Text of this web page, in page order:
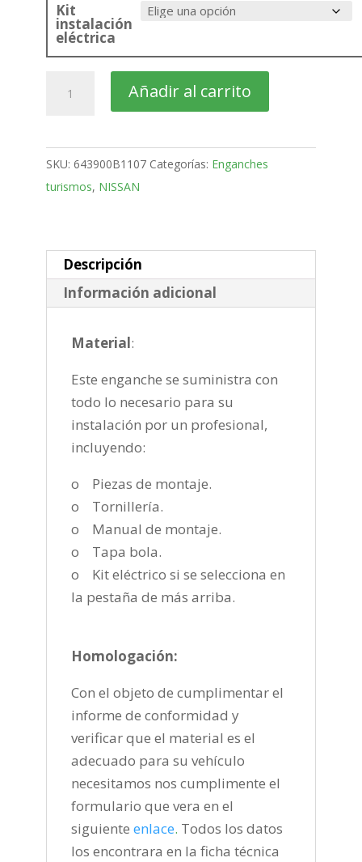
Kit
instalación
eléctrica
Todo
Terreno
Bola
2017-
2022
Añadir al carrito
SKU: 643900B1107 Categorías: Enganches
turismos, NISSAN
Descripción
Información adicional
Material:
Este enganche se suministra con
todo lo necesario para su
instalación por un profesional,
incluyendo:
o Piezas de montaje.
o Tornillería.
o Manual de montaje.
o Tapa bola.
o Kit eléctrico si se selecciona en
la pestaña de más arriba.
Homologación:
Con el objeto de cumplimentar el
informe de conformidad y
verificar que el material es el
adecuado para su vehículo
necesitamos nos cumplimente el
formulario que vera en el
siguiente enlace. Todos los datos
los encontrara en la ficha técnica